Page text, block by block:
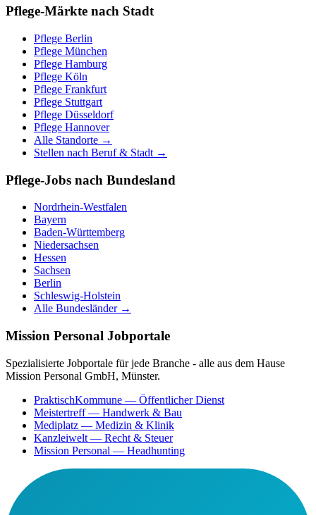
Pflege-Märkte nach Stadt
Pflege Berlin
Pflege München
Pflege Hamburg
Pflege Köln
Pflege Frankfurt
Pflege Stuttgart
Pflege Düsseldorf
Pflege Hannover
Alle Standorte →
Stellen nach Beruf & Stadt →
Pflege-Jobs nach Bundesland
Nordrhein-Westfalen
Bayern
Baden-Württemberg
Niedersachsen
Hessen
Sachsen
Berlin
Schleswig-Holstein
Alle Bundesländer →
Mission Personal Jobportale
Spezialisierte Jobportale für jede Branche - alle aus dem Hause
Mission Personal GmbH, Münster.
PraktischKommune — Öffentlicher Dienst
Meistertreff— Handwerk & Bau
Mediplatz — Medizin & Klinik
Kanzleiwelt — Recht & Steuer
Mission Personal — Headhunting